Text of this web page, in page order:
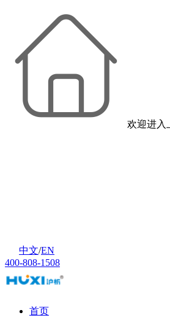
欢迎进入
中文/EN
400-808-1508
首页